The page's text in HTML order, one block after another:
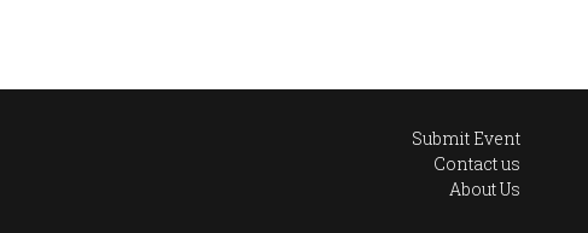
Submit Event
Contact us
About Us